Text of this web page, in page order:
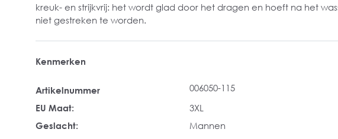
kreuk- en strijkvrij: het wordt glad door het dragen en hoeft na het
niet gestreken te worden.
Kenmerken
Artikelnummer
006050-115
EU Maat:
3XL
Geslacht:
Mannen